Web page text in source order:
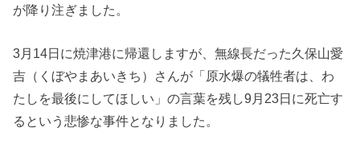
が降り注ぎました。
3月14日に焼津港に帰還しますが、無線長だった久保山愛
吉（くぼやまあいきち）さんが「原水爆の犠牲者は、わ
たしを最後にしてほしい」の言葉を残し9月23日に死亡す
るという悲惨な事件となりました。